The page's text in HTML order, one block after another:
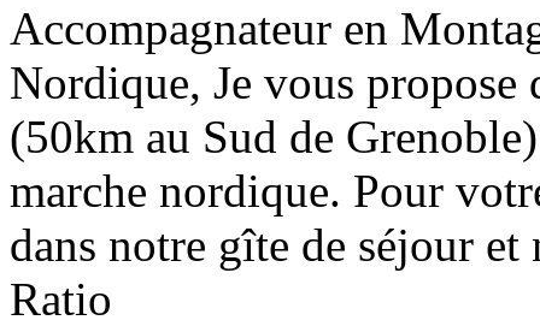
Accompagnateur en
Nordique, Je vous
(50km au Sud de
marche nordique. Pour
dans notre gîte de séjour
Ratio